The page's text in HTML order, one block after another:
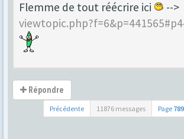
Flemme de tout réécrire ici
-->
Répondre
Précédente 11876 messages Page 789